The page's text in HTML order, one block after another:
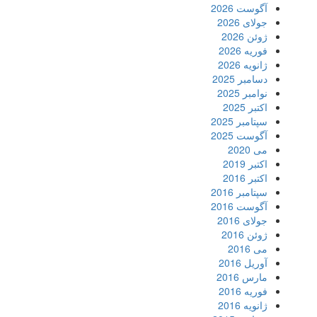
آگوست 2026
جولای 2026
ژوئن 2026
فوریه 2026
ژانویه 2026
دسامبر 2025
نوامبر 2025
اکتبر 2025
سپتامبر 2025
آگوست 2025
می 2020
اکتبر 2019
اکتبر 2016
سپتامبر 2016
آگوست 2016
جولای 2016
ژوئن 2016
می 2016
آوریل 2016
مارس 2016
فوریه 2016
ژانویه 2016